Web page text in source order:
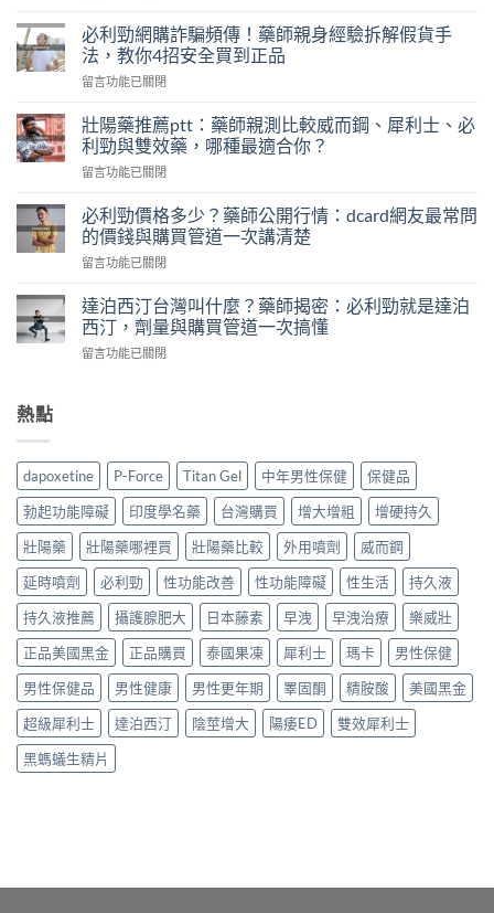
洩
自
我
檢
怎
麼
做？
藥
用
PEDT
表
題
教
你
己
嚇
自
己〉
中
必利勁網購詐騙頻傳！藥師親身經驗拆解假貨手
法，教你4招安全買到正品
在
利
勁
網
購
騙
頻
傳！
藥
親
身
驗
法，
教
你
4
招
安
買
到
正
品〉
中
留言功能已關閉
壯陽藥推薦ptt：藥師親測比較威而鋼、犀利士、必
利勁與雙效藥，哪種最適合你？
在
陽
藥
推
薦
藥
師
親
測
犀
利
士、
必
利
勁
雙
效
藥，
哪
種
最
適
合
你？〉
中
留言功能已關閉
必利勁價格多少？藥師公開行情：dcard網友最常問
的價錢與購買管道一次講清楚
在
利
勁
價
格
行
情：
dcard
網
友
常
問
的
價
錢
與
購
買
管
道
留言功能已關閉
達泊西汀台灣叫什麼？藥師揭密：必利勁就是達泊
西汀，劑量與購買管道一次搞懂
在
灣
叫
什
麼？
藥
師
密：
必
利
勁
就
是
達
泊
西
汀，
留言功能已關閉
熱點
dapoxetine P-Force Titan Gel 中年男性保健
保健品
勃起功能障礙
印度學名藥 台灣購買 增大增粗
增硬持久
壯陽藥
壯陽藥哪裡買 壯陽藥比較 外用噴劑
威而鋼
延時噴劑
必利勁 性功能改善 性功能障礙 性生活
持久液
持久液推薦
攝護腺肥大 日本藤素 早洩 早洩治療
樂威壯
正品美國黑金
正品購買 泰國果凍 犀利士 瑪卡
男性保健
男性保健品
男性健康 男性更年期 睪固酮 精胺酸
美國黑金
超級犀利士
達泊西汀 陰莖增大 陽痿ED
雙效犀利士
黑螞蟻生精片